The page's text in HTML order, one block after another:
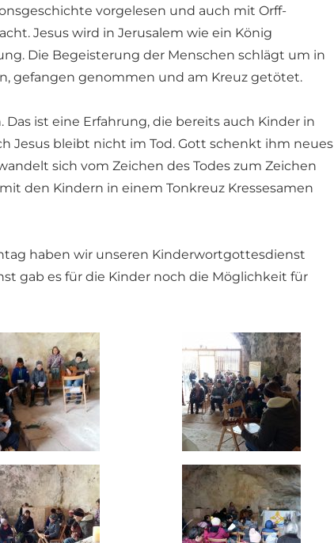
vorgelesen und auch mit Orff-
Jesus wird in Jerusalem wie ein König
Die Begeisterung der Menschen schlägt um in
gefangen genommen und am Kreuz getötet.
ist eine Erfahrung, die bereits auch Kinder in
Jesus bleibt nicht im Tod. Gott schenkt ihm neues
sich vom Zeichen des Todes zum Zeichen
den Kindern in einem Tonkreuz Kressesamen
haben wir unseren Kinderwortgottesdienst
gab es für die Kinder noch die Möglichkeit für